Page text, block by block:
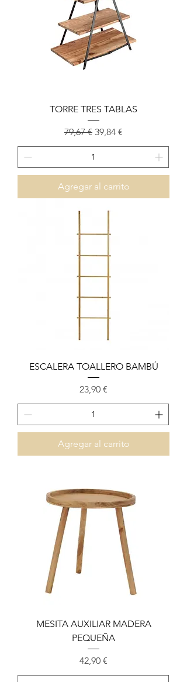
TORRE TRES TABLAS
Precio
79,67 € Precio de oferta
39,84 €
Agregar al carrito
ESCALERA TOALLERO BAMBÚ
Precio
23,90 €
Agregar al carrito
MESITA AUXILIAR MADERA
PEQUEÑA
Precio
42,90 €